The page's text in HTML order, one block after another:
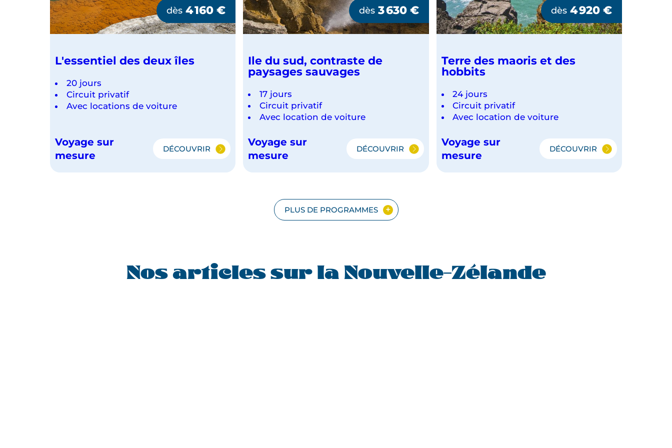
dès 4 160€
L'essentiel des deux îles
20 jours
Circuit privatif
Avec locations de voiture
Voyage sur
mesure
DÉCOUVRIR
L'ESSENTIEL
DEUX
dès 3 630 €
Ile du sud, contraste de
paysages sauvages
17 jours
Circuit privatif
Avec location de voiture
Voyage sur
mesure
DÉCOUVRIR
ILE
SUD,
PAYSAGES
SAUVAGES
dès 4 920 €
Terre des maoris et des
hobbits
24 jours
Circuit privatif
Avec location de voiture
Voyage sur
mesure
DÉCOUVRIR
TERRE
MAORIS
PLUS DE PROGRAMMES
Nos articles sur la Nouvelle-Zélande